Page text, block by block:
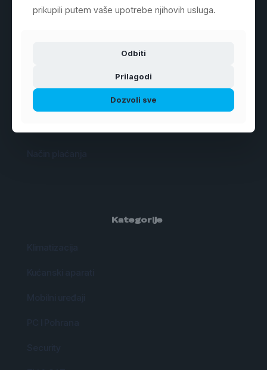
Kategorije
prikupili putem vaše upotrebe njihovih usluga.
Odbiti
Prilagodi
Dozvoli sve